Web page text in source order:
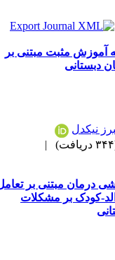
مثبت مبتنی بر
نیکدل
|
درمان مبتنی بر تعامل
کودک بر مشکلات